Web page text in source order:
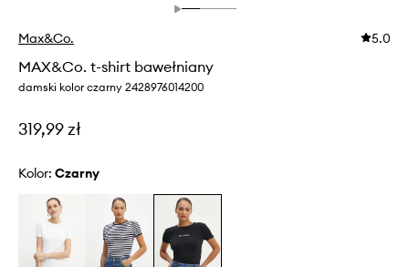
Max&Co. 5.0
MAX&Co. t-shirt bawełniany
damski kolor czarny 2428976014200
319,99 zł
Kolor: czarny